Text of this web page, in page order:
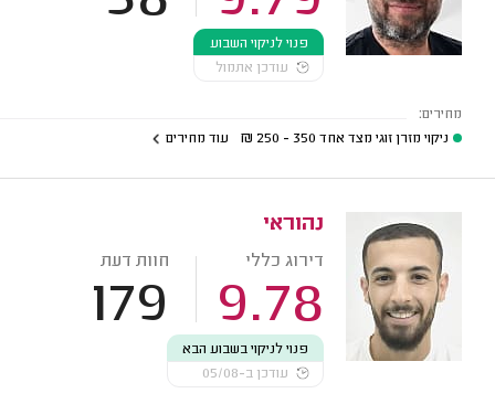
פנוי לניקוי השבוע
עודכן אתמול
מחירים:
ניקוי מזרן זוגי מצד אחד 350 - 250
₪ עוד מחירים
נהוראי
דירוג כללי
9.78
חוות דעת
179
פנוי לניקוי בשבוע הבא
עודכן ב-05/08